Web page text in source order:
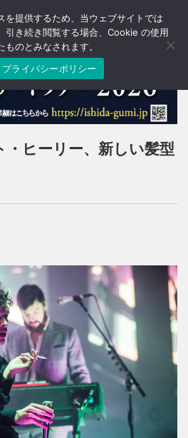
T
o
a
v
i
g
o
ヒーリー、新しい髪型
を提供するため、当ウェブサイトでは
引き続き閲覧する場合、Cookie の使用
ものとみなされます。
プライバシーポリシー